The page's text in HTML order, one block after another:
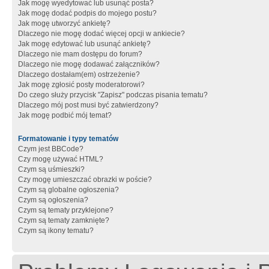
Jak mogę wyedytować lub usunąć posta?
Jak mogę dodać podpis do mojego postu?
Jak mogę utworzyć ankietę?
Dlaczego nie mogę dodać więcej opcji w ankiecie?
Jak mogę edytować lub usunąć ankietę?
Dlaczego nie mam dostępu do forum?
Dlaczego nie mogę dodawać załączników?
Dlaczego dostałam(em) ostrzeżenie?
Jak mogę zgłosić posty moderatorowi?
Do czego służy przycisk "Zapisz" podczas pisania tematu?
Dlaczego mój post musi być zatwierdzony?
Jak mogę podbić mój temat?
Formatowanie i typy tematów
Czym jest BBCode?
Czy mogę używać HTML?
Czym są uśmieszki?
Czy mogę umieszczać obrazki w poście?
Czym są globalne ogłoszenia?
Czym są ogłoszenia?
Czym są tematy przyklejone?
Czym są tematy zamknięte?
Czym są ikony tematu?